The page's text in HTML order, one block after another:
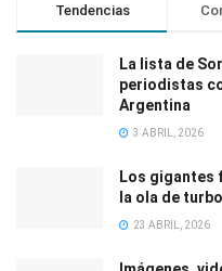
Tendencias
La lista de
periodistas
Argentina
3 ABRIL, 2026
Los gigantes
la ola de
23 ABRIL, 2026